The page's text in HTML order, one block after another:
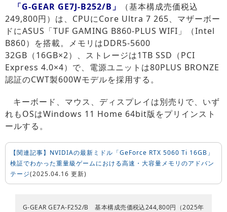
「G-GEAR GE7J-B252/B」
（基本構成売価税込
249,800円）は、CPUにCore Ultra 7 265、マザーボー
ドにASUS「TUF GAMING B860-PLUS WIFI」（Intel
B860）を搭載。メモリはDDR5-5600
32GB（16GB×2）、ストレージは1TB SSD（PCI
Express 4.0×4）で、電源ユニットは80PLUS BRONZE
認証のCWT製600Wモデルを採用する。
キーボード、マウス、ディスプレイは別売りで、いず
れもOSはWindows 11 Home 64bit版をプリインスト
ールする。
【関連記事】NVIDIAの最新ミドル「GeForce RTX 5060 Ti 16GB」
検証でわかった重量級ゲームにおける高速・大容量メモリのアドバン
テージ(2025.04.16 更新)
G-GEAR GE7A-F252/B 基本構成売価税込244,800円（2025年